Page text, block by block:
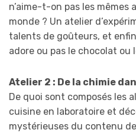
n’aime-t-on pas les
monde ? Un atelier
talents de goûteurs, et
adore ou pas le chocolat ou
Atelier 2 : De la chimie
De quoi sont composés les
cuisine en laboratoire et
mystérieuses du contenu